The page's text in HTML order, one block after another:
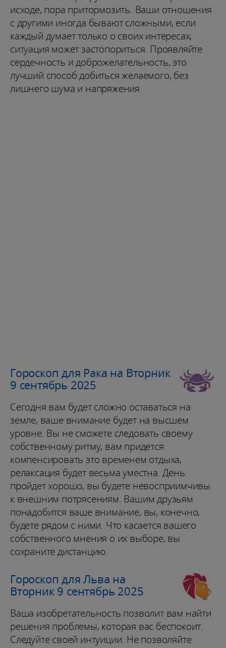
исходе, пора притормозить. Ваши отношения
с другими иногда бывают сложными, если
каждый думает только о своих интересах,
ситуация может застопориться. Проявляйте
сердечность и доброжелательность, это
лучший способ добиться желаемого, без
лишнего шума и напряжения.
Гороскоп для Рака на Вторник
9 сентябрь 2025
Сегодня вам будет сложно оставаться на
земле, ваше внимание будет на высшем
уровне. Вы не сможете следовать своему
собственному ритму, вам придется
компенсировать это временем отдыха,
релаксация будет весьма уместна. День
пройдет хорошо, вы будете невосприимчивы
к внешним потрясениям. Вашим друзьям
понадобится ваше внимание, вы, конечно,
будете рядом с ними. Что касается вашего
собственного мнения о их выборе, вы
сохраните дистанцию.
Гороскоп для Льва на
Вторник 9 сентябрь 2025
Ваша изобретательность позволит вам найти
решения проблемы, которая вас беспокоит.
Следуйте своей интуиции. Не позволяйте